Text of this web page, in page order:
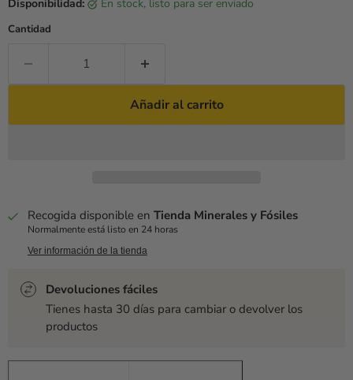
Disponibilidad: en stock, listo para ser enviado
Cantidad
Añadir al carrito
Recogida disponible en Tienda Minerales y Fósiles
Normalmente está listo en 24 horas
Ver información de la tienda
Devoluciones fáciles
Tienes hasta 30 días para cambiar o devolver los
productos